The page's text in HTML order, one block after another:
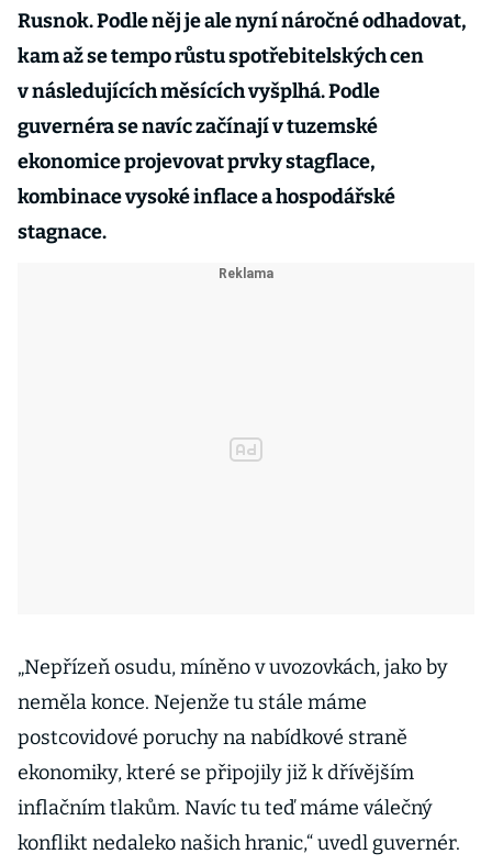
Rusnok. Podle něj je ale nyní náročné odhadovat,
kam až se tempo růstu spotřebitelských cen
v následujících měsících vyšplhá. Podle
guvernéra se navíc začínají v tuzemské
ekonomice projevovat prvky stagflace,
kombinace vysoké inflace a hospodářské
stagnace.
„Nepřízeň osudu, míněno v uvozovkách, jako by
neměla konce. Nejenže tu stále máme
postcovidové poruchy na nabídkové straně
ekonomiky, které se připojily již k dřívějším
inflačním tlakům. Navíc tu teď máme válečný
konflikt nedaleko našich hranic,“ uvedl guvernér.